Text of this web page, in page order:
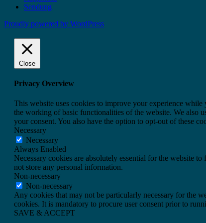
Sendung
Proudly powered by WordPress
Close
Privacy Overview
This website uses cookies to improve your experience while
the working of basic functionalities of the website. We also
your consent. You also have the option to opt-out of these
Necessary
Necessary
Always Enabled
Necessary cookies are absolutely essential for the website
not store any personal information.
Non-necessary
Non-necessary
Any cookies that may not be particularly necessary for the
cookies. It is mandatory to procure user consent prior to
SAVE & ACCEPT